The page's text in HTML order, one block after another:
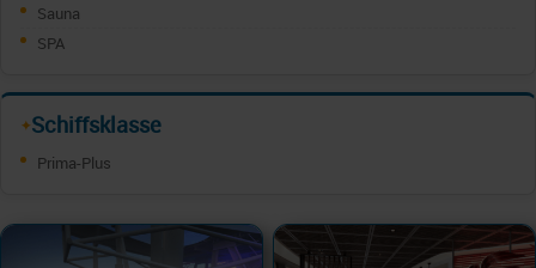
Sauna
SPA
✦Schiffsklasse
Prima-Plus